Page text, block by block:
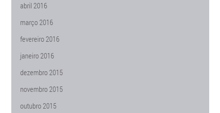
abril 2016
março 2016
fevereiro 2016
janeiro 2016
dezembro 2015
novembro 2015
outubro 2015